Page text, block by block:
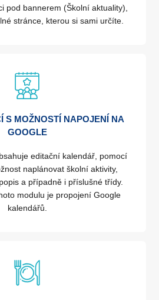
pod bannerem (Školní aktuality),
stránce, kterou si sami určíte.
S MOŽNOSTÍ NAPOJENÍ NA
GOOGLE
editační kalendář, pomocí
naplánovat školní aktivity,
a případně i příslušné třídy.
modulu je propojení Google
kalendářů.